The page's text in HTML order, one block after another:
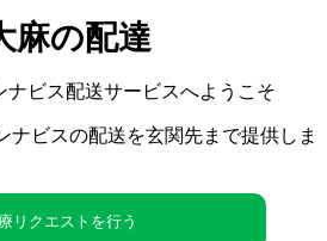
麻の配達
ナビス配送サービスへようこそ
ナビスの配送を玄関先まで提供しま
リクエストを行う